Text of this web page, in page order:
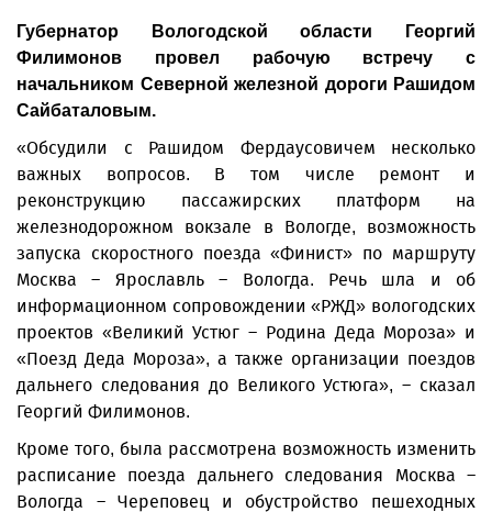
Губернатор Вологодской области Георгий
Филимонов провел рабочую встречу с
начальником Северной железной дороги Рашидом
Сайбаталовым.
«Обсудили с Рашидом Фердаусовичем несколько
важных вопросов. В том числе ремонт и
реконструкцию пассажирских платформ на
железнодорожном вокзале в Вологде, возможность
запуска скоростного поезда «Финист» по маршруту
Москва – Ярославль – Вологда. Речь шла и об
информационном сопровождении «РЖД» вологодских
проектов «Великий Устюг – Родина Деда Мороза» и
«Поезд Деда Мороза», а также организации поездов
дальнего следования до Великого Устюга», – сказал
Георгий Филимонов.
Кроме того, была рассмотрена возможность изменить
расписание поезда дальнего следования Москва –
Вологда – Череповец и обустройство пешеходных